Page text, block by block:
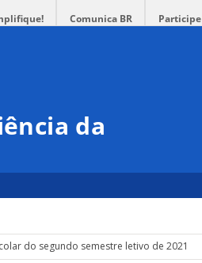
Comunica BR Participe
da
do segundo semestre letivo de 2021